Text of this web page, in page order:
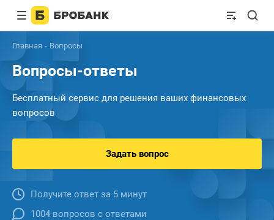
Главная Вопросы
Вопросы-ответы
Бесплатный сервис для решения ваших финансовых
вопросов
Задать вопрос
Получите ответ за 5 минут
1004 вопросов с ответами